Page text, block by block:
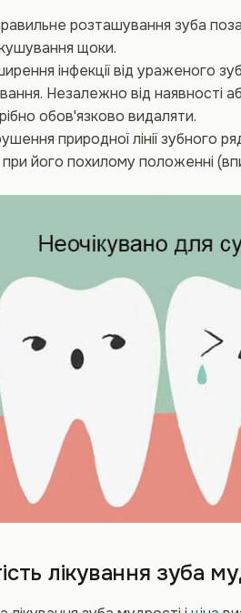
розташування зуба
щоки.
інфекції від ураженого
Незалежно від наявності
обов'язково видаляти.
природної лінії зубного
його похилому положенні
лікування зуба